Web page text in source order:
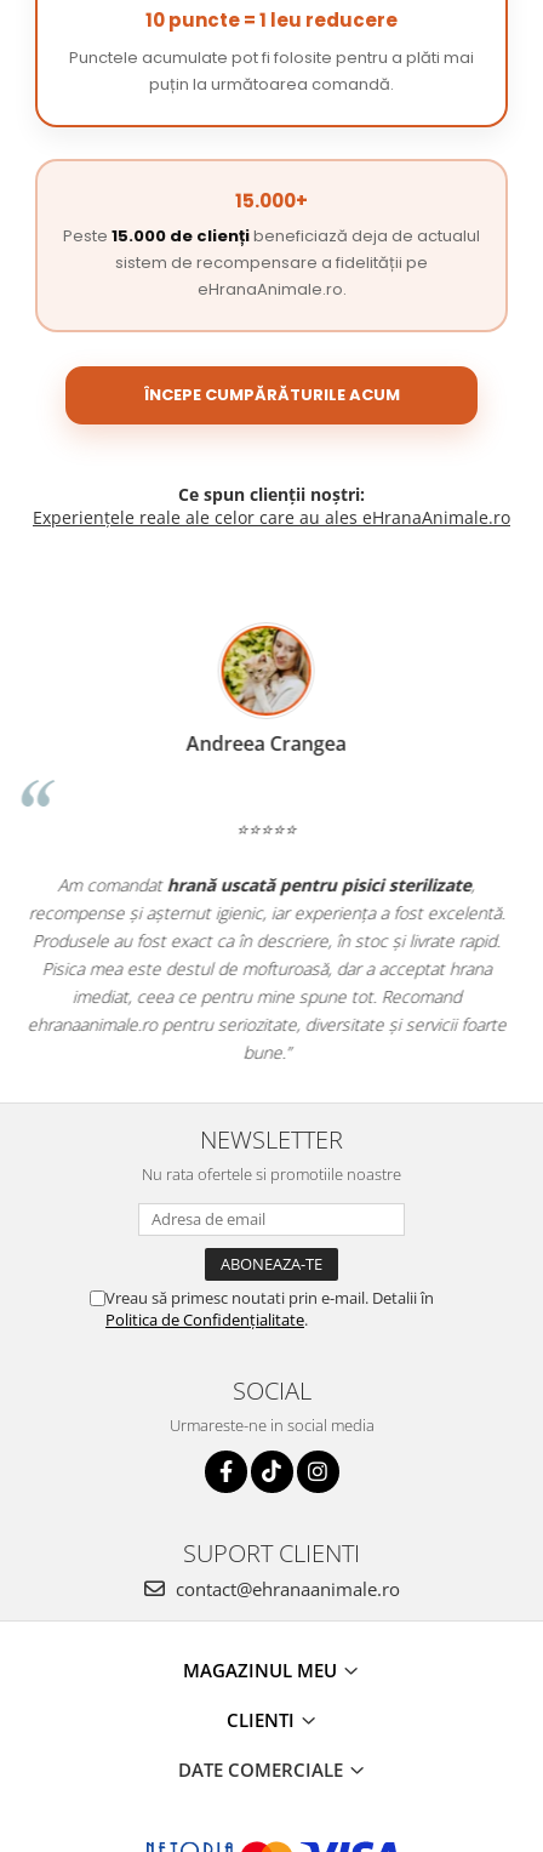
10 puncte = 1 leu reducere
Punctele acumulate pot fi folosite pentru a plăti mai
puțin la următoarea comandă.
15.000+
Peste 15.000 de cliențibeneficiază deja de actualul
sistem de recompensare a fidelității pe
eHranaAnimale.ro.
ÎNCEPE CUMPĂRĂTURILE ACUM
Ce spun clienții noștri:
Experiențele reale ale celor care au ales eHranaAnimale.ro
Madalina Stancea
⭐⭐⭐⭐⭐
Apreciez foarte mult faptul că peehranaanimale.rogăsesc nu
doar hrană, ci și produse dinfarmacia veterinară:
antiparazitare, suplimente și soluții de îngrijire. Este foarte
comod să pot comanda tot ce am nevoie pentru animalul meu
dintr-un singur loc. Livrarea a fost rapidă, iar produsele au fost
originale și în termen. Magazin serios, bine organizat și foarte util
pentru orice stăpân de animale.
NEWSLETTER
Nu rata ofertele si promotiile noastre
Vreau să primesc noutati prin e-mail. Detalii în
Politica de Confidențialitate.
SOCIAL
Urmareste-ne in social media
SUPORT CLIENTI
contact@ehranaanimale.ro
MAGAZINUL MEU
CLIENTI
DATE COMERCIALE